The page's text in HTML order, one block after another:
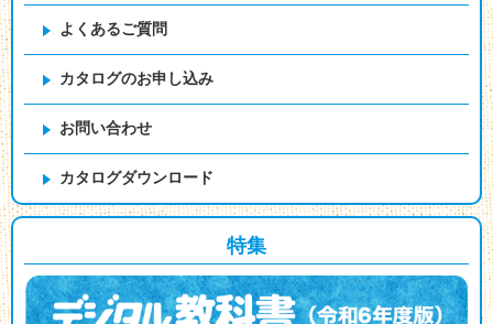
よくあるご質問
カタログのお申し込み
お問い合わせ
カタログダウンロード
特集